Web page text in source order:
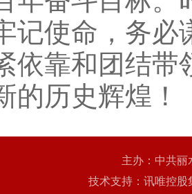
记使命，务必
依靠和团结带
的历史辉煌！
主办：中共
技术支持：讯唯控